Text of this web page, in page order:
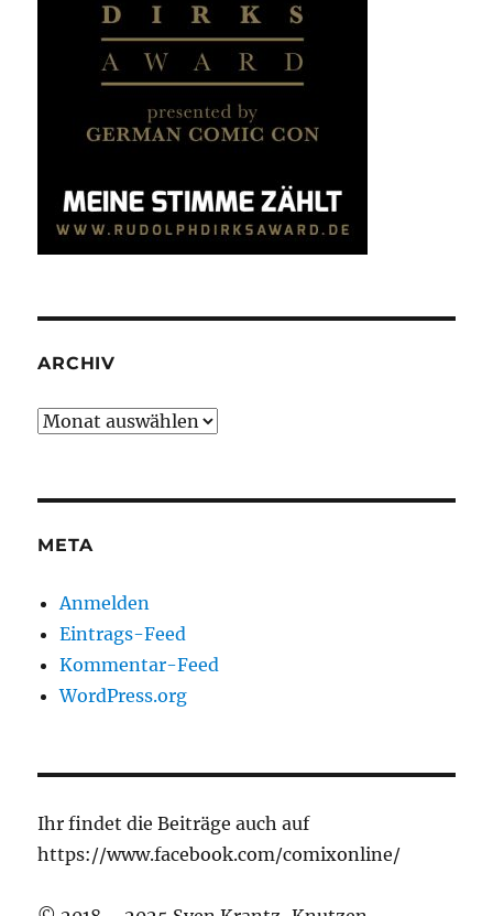
ARCHIV
Archiv
META
Anmelden
Eintrags-Feed
Kommentar-Feed
WordPress.org
Ihr findet die Beiträge auch auf
https://www.facebook.com/comixonline/